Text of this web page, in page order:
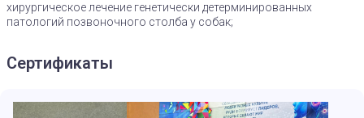
хирургическое лечение генетически детерминированных
патологий позвоночного столба у собак;
Сертификаты